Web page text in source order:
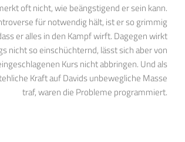
oft nicht, wie beängstigend er sein kann.
für notwendig hält, ist er so grimmig
er alles in den Kampf wirft. Dagegen wirkt
nicht so einschüchternd, lässt sich aber von
Kurs nicht abbringen. Und als
Kraft auf Davids unbewegliche Masse
traf, waren die Probleme programmiert.